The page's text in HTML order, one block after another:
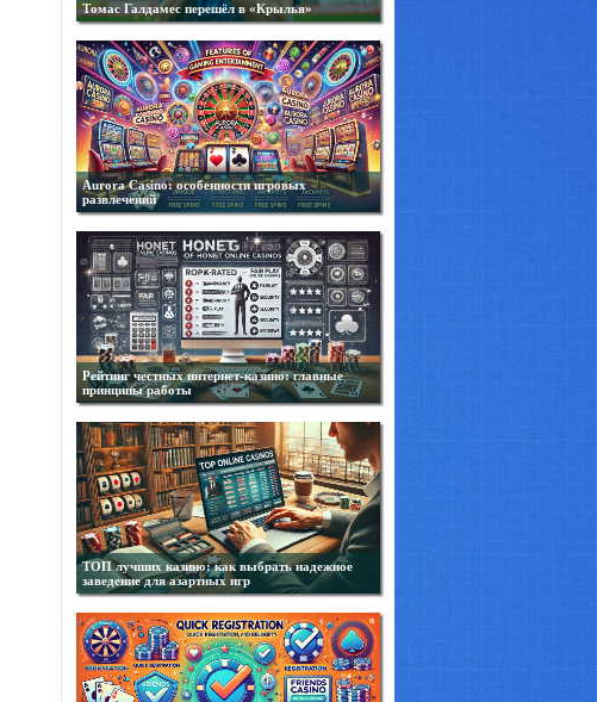
Томас Галдамес перешёл в «Крылья»
Aurora Casino: особенности игровых
развлечений
Рейтинг честных интернет-казино: главные
принципы работы
ТОП лучших казино: как выбрать надежное
заведение для азартных игр